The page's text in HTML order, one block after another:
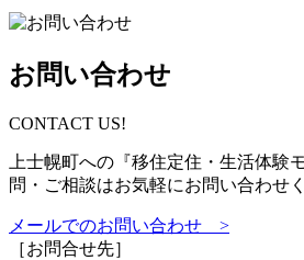
お問い合わせ
CONTACT US!
上士幌町への『移住定住・生活体験
問・ご相談はお気軽にお問い合わせ
メールでのお問い合わせ >
［お問合せ先］